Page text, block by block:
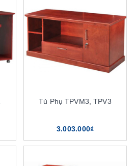
Tủ Phụ TPVM3, TPV3
3.003.000₫